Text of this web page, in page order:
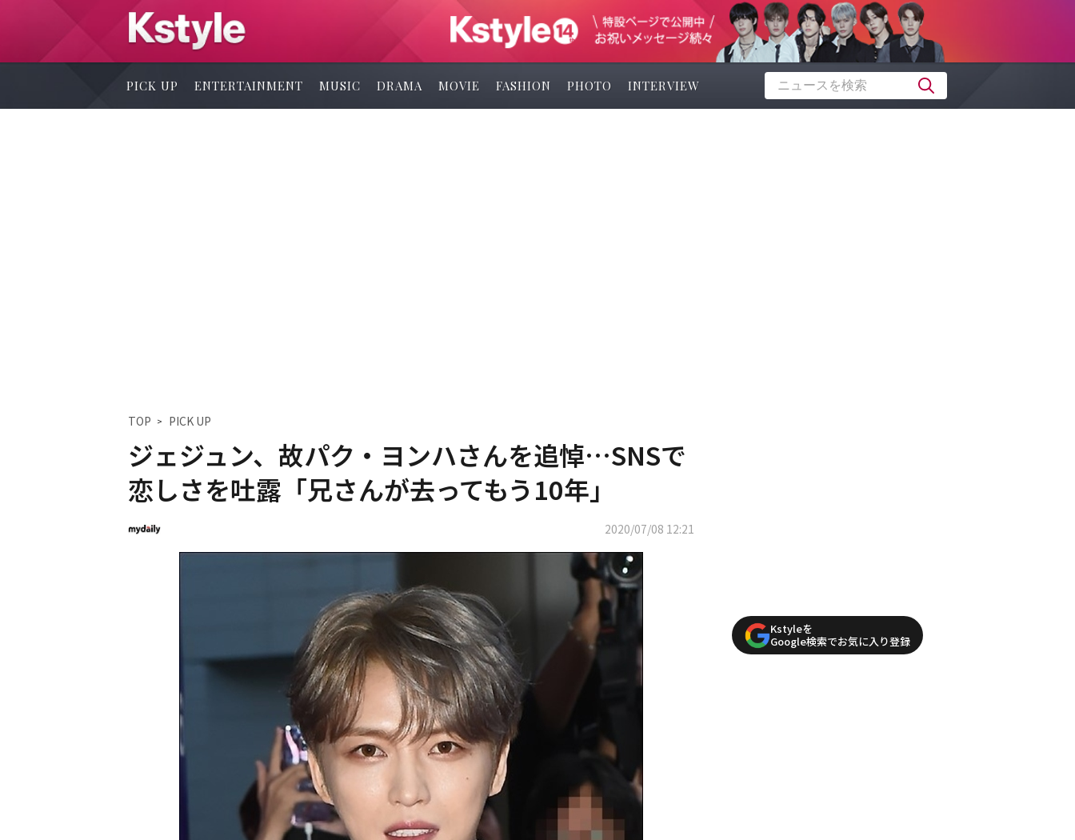
PICK UP ENTERTAINMENT MUSIC DRAMA MOVIE FASHION PHOTO INTERVIEW
TOP PICK UP
ジェジュン、故パク・ヨンハさんを追悼…SNSで
恋しさを吐露「兄さんが去ってもう10年」
2020/07/08 12:21
Kstyleを
Google検索でお気に入り登録